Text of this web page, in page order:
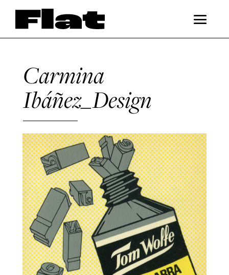
Carmina
Ibáñez_Design